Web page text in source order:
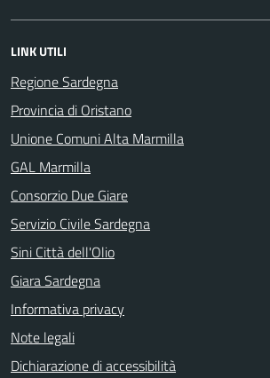
LINK UTILI
Regione Sardegna
Provincia di Oristano
Unione Comuni Alta Marmilla
GAL Marmilla
Consorzio Due Giare
Servizio Civile Sardegna
Sini Città dell'Olio
Giara Sardegna
Informativa privacy
Note legali
Dichiarazione di accessibilità